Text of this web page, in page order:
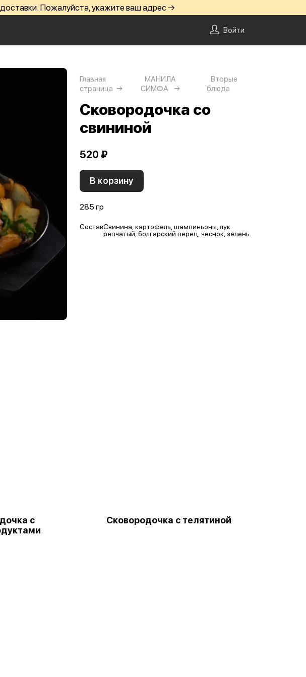
Пожалуйста, укажите ваш адрес →
Войти
Главная
страница
МАНИЛА
СИМФА
Вторые
блюда
Сковородочка со
свининой
520 ₽
В корзину
285 гр
СоставСвинина, картофель, шампиньоны, лук
репчатый, болгарский перец, чеснок, зелень.
с
Сковородочка с телятиной